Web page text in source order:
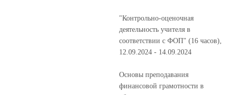
"Контрольно-оценочная
деятельность учителя в
соответствии с ФОП" (16 часов),
12.09.2024 - 14.09.2024
Основы преподавания
финансовой грамотности в